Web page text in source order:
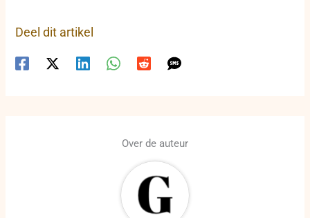
Deel dit artikel
Over de auteur